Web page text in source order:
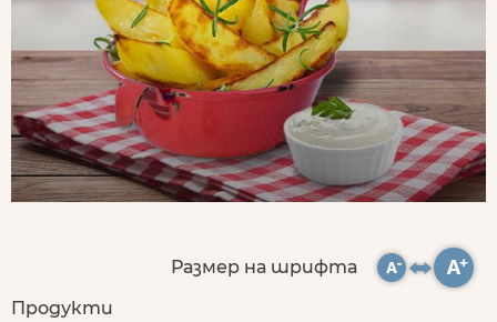
Размер на шрифта
Продукти